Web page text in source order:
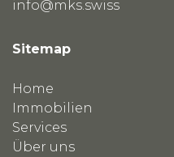
info@mks.swiss
Sitemap
Home
Immobilien
Services
Über uns